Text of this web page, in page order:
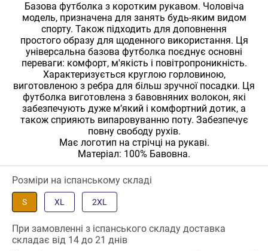
Базова футболка з коротким рукавом. Чоловіча
модель, призначена для занять будь-яким видом
спорту. Також підходить для доповнення
простого образу для щоденного використання. Ця
універсальна базова футболка поєднує основні
переваги: комфорт, м'якість і повітропроникність.
Характеризується круглою горловиною,
виготовленою з ребра для більш зручної посадки. Ця
футболка виготовлена з бавовняних волокон, які
забезпечують дуже м’який і комфортний дотик, а
також сприяють випаровуванню поту. Забезпечує
повну свободу рухів.
Має логотип на стрічці на рукаві.
Матеріал: 100% Бавовна.
Розміри на іспанському складі
S XL 2XL
При замовленні з іспанського складу доставка
складає від 14 до 21 днів